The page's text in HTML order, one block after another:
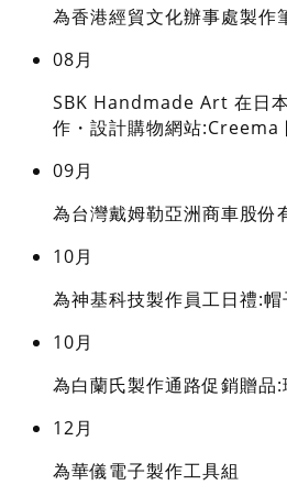
為香港經貿文化辦事處製作
08月
SBK Handmade Art 在日
作・設計購物網站:Creema
09月
為台灣戴姆勒亞洲商車股份
10月
為神基科技製作員工日禮:
10月
為白蘭氏製作通路促銷贈品
12月
為華儀電子製作工具組